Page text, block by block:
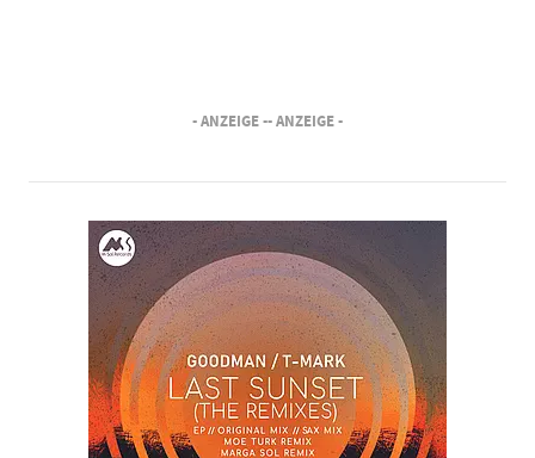
- ANZEIGE -- ANZEIGE -